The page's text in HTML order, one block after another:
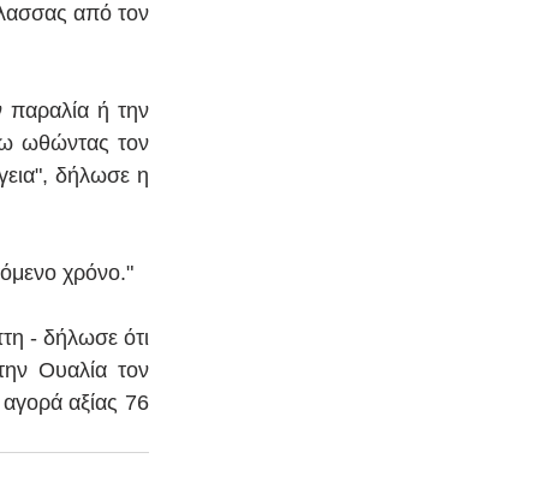
από τον
παραλία ή την
ωθώντας τον
δήλωσε η
χρόνο."
- δήλωσε ότι
Ουαλία τον
αγορά αξίας 76